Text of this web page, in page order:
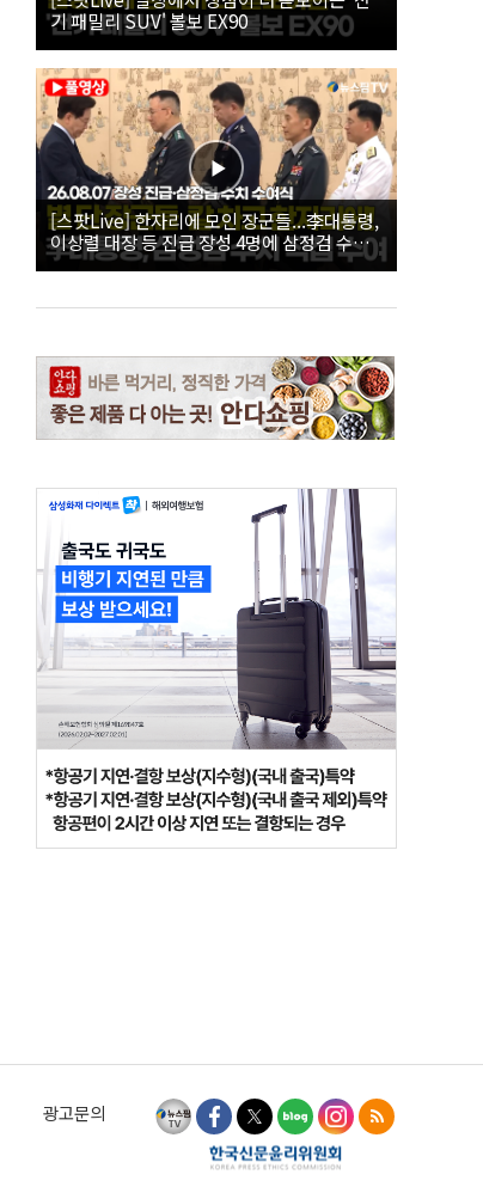
기 패밀리 SUV' 볼보 EX90
[스팟Live] 한자리에 모인 장군들...李대통령,
이상렬 대장 등 진급 장성 4명에 삼정검 수치
직접 수여｜26.08.07 장성 진급·삼정검 수치
광고문의